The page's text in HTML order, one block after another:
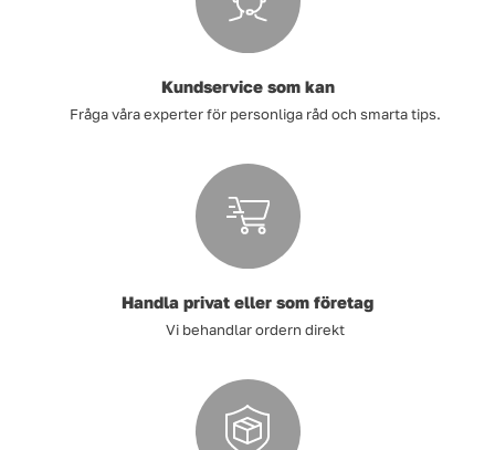
Kundservice som kan
Fråga våra experter för personliga råd och smarta tips.
Handla privat eller som företag
Vi behandlar ordern direkt